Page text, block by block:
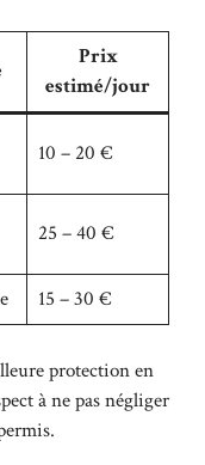
Prix
estimé/jour
10 – 20 €
25 – 40 €
15 – 30 €
protection en
à ne pas négliger